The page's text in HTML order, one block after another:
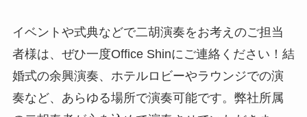
イベントや式典などで二胡演奏をお考えのご担当
者様は、ぜひ一度Office Shinにご連絡ください！結
婚式の余興演奏、ホテルロビーやラウンジでの演
奏など、あらゆる場所で演奏可能です。弊社所属